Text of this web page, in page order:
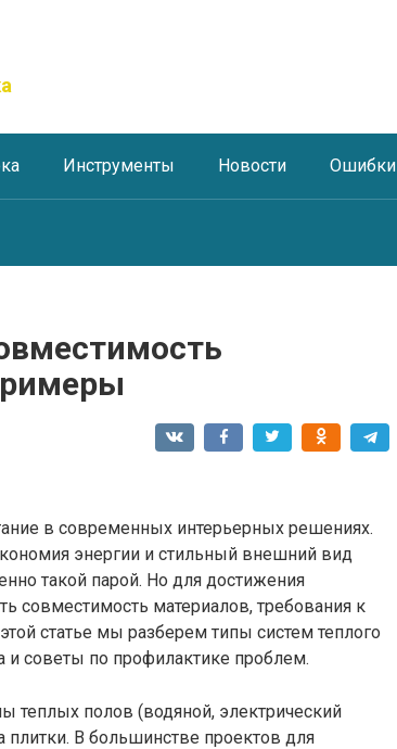
Инструменты Новости Ошибки
в современных интерьерных решенияx.
энергии и стильный внешний вид
такой парой. Но для достижения
совместимость материалов, требования к
статье мы разберем типы систем теплого
и советы по профилактике проблем.
теплых полов (водяной, электрический
плитки. В большинстве проектов для